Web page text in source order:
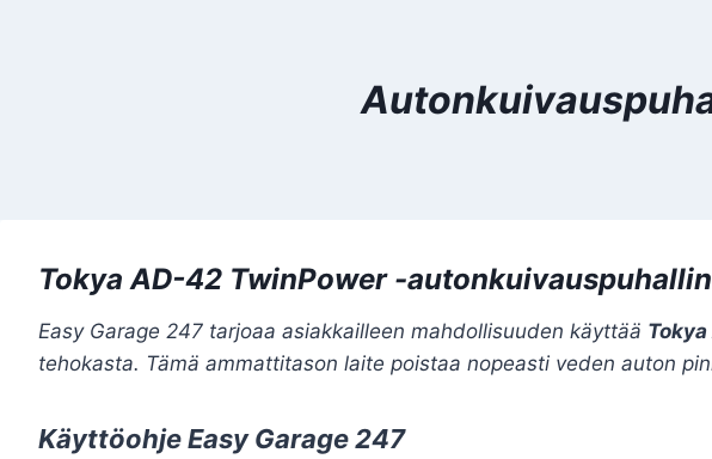
Tokya AD-42 TwinPower -
Easy Garage 247 tarjoaa asiakkailleen mahdollisuuden käyttää
tehokasta. Tämä ammattitason laite poistaa nopeasti veden auton
Käyttöohje Easy Garage 247